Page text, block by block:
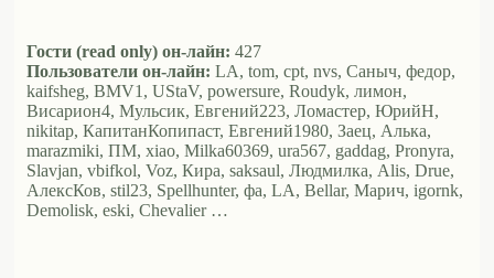
Гости (read only) он-лайн: 427
Пользователи он-лайн: LA, tom, cpt, nvs, Саныч, федор,
kaifsheg, BMV1, UStaV, powersure, Roudyk, лимон,
Висариoн4, Мульсик, Евгений223, Ломастер, ЮрийН,
nikitap, КапитанКопипаст, Евгений1980, Заец, Алька,
marazmiki, ПМ, xiao, Milka60369, ura567, gaddag, Pronyra,
Slavjan, vbifkol, Voz, Кира, saksaul, Людмилка, Alis, Drue,
АлексКов, stil23, Spellhunter, фа, LA, Bellar, Марич, igornk,
Demolisk, eski, Chevalier …